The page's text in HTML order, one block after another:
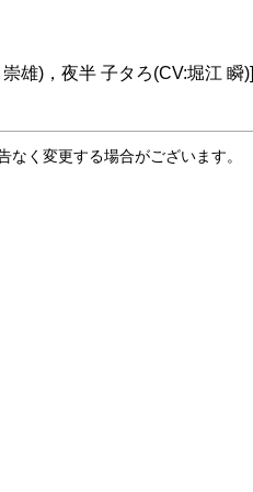
雄)，夜半 子タろ(CV:堀江 瞬)]
く変更する場合がございます。